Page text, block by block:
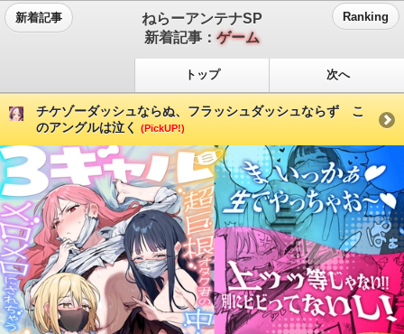
新着記事
ねらーアンテナSP
新着記事：ゲーム
Ranking
トップ 次へ
チケゾーダッシュならぬ、フラッシュダッシュならず こ
のアングルは泣く
(PickUP!)